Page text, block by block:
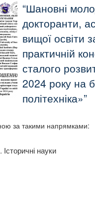
Шановні
докторанти,
вищої освіти
практичній
сталого
2024 року на
політехніка»
за такими напрямками:
науки